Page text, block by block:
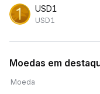
USD1
USD1
Moedas em
Moeda